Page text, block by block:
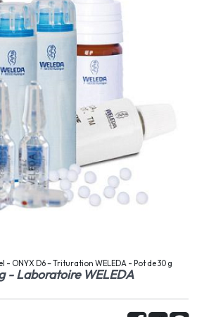
ONYX D6 – Trituration WELEDA - Pot de 30 g
- Laboratoire WELEDA